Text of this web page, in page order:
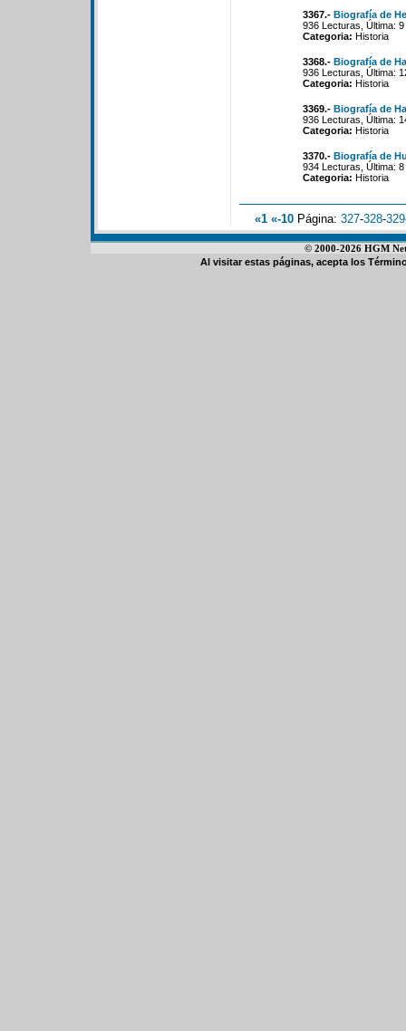
3367.- Biografía de
936 Lecturas, Última:
Categoria: Historia
3368.- Biografía de
936 Lecturas, Última:
Categoria: Historia
3369.- Biografía de
936 Lecturas, Última:
Categoria: Historia
3370.- Biografía de
934 Lecturas, Última:
Categoria: Historia
«1 «-10 Página: 327-328-329
© 2000-2026 HGM
Al visitar estas páginas, acepta los